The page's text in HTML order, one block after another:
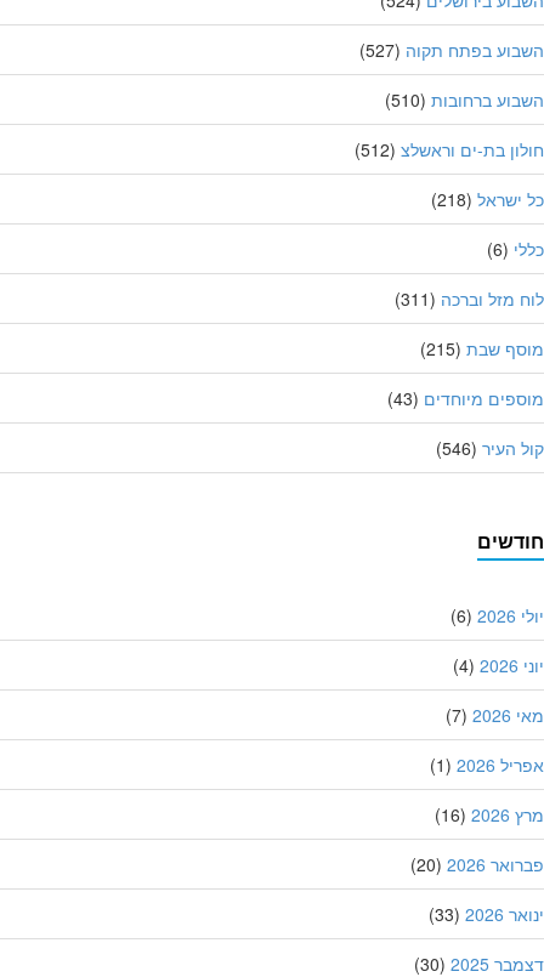
בפתח תקוה(527)
ברחובות(510)
בת-ים וראשלצ(512)
(218)
(6)
מזל וברכה(311)
שבת(215)
מיוחדים(43)
העיר(546)
(6)
(4)
(7)
2026
(1)
(16)
2026
(20)
2026
(33)
2025
(30)